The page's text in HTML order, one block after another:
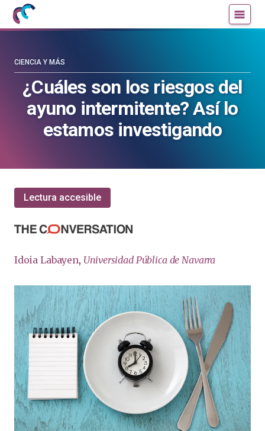
Mujeres
con
Cultura
blog
Cultura
¿Cuáles son los riesgos del
ayuno intermitente? Así lo
estamos investigando
CIENCIA Y MÁS
Lectura accesible
Idoia Labayen, Universidad Pública de Navarra